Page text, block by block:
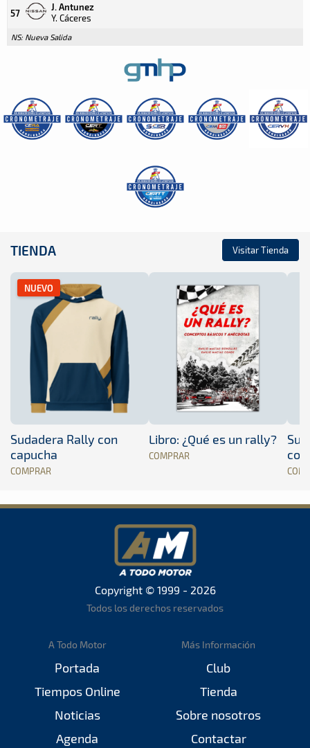
57
J. Antunez
Y. Cáceres
NS: Nueva Salida
TIENDA Visitar Tienda
NUEVO
Sudadera Rally con
capucha
COMPRAR
Libro: ¿Qué es un rally?
COMPRAR
Copyright © 1999 - 2026
Todos los derechos reservados
A Todo Motor
Portada
Tiempos Online
Noticias
Agenda
Más Información
Club
Tienda
Sobre nosotros
Contactar